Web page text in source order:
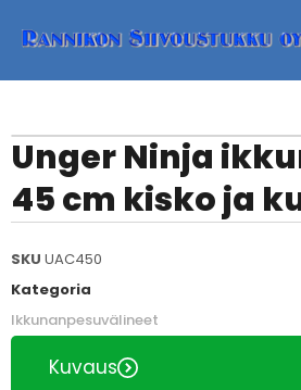
Unger Ninja
45 cm kisko ja
SKU UAC450
Kategoria
Ikkunanpesuvälineet
Kuvaus